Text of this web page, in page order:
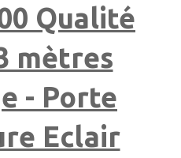
Qualité
mètres
- Porte
Eclair